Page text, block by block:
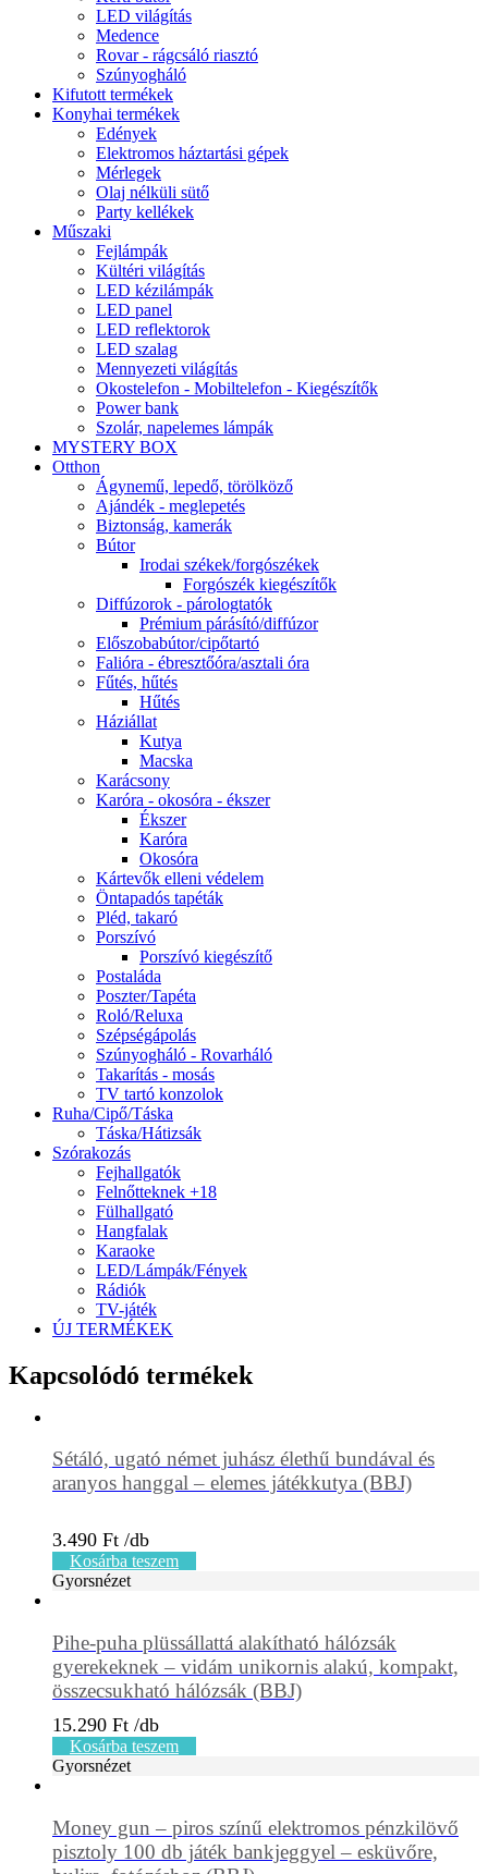
LED világítás
Medence
Rovar - rágcsáló riasztó
Szúnyogháló
Kifutott termékek
Konyhai termékek
Edények
Elektromos háztartási gépek
Mérlegek
Olaj nélküli sütő
Party kellékek
Műszaki
Fejlámpák
Kültéri világítás
LED kézilámpák
LED panel
LED reflektorok
LED szalag
Mennyezeti világítás
Okostelefon - Mobiltelefon - Kiegészítők
Power bank
Szolár, napelemes lámpák
MYSTERY BOX
Otthon
Ágynemű, lepedő, törölköző
Ajándék - meglepetés
Biztonság, kamerák
Bútor
Irodai székek/forgószékek
Forgószék kiegészítők
Diffúzorok - párologtatók
Prémium párásító/diffúzor
Előszobabútor/cipőtartó
Falióra - ébresztőóra/asztali óra
Fűtés, hűtés
Hűtés
Háziállat
Kutya
Macska
Karácsony
Karóra - okosóra - ékszer
Ékszer
Karóra
Okosóra
Kártevők elleni védelem
Öntapadós tapéták
Pléd, takaró
Porszívó
Porszívó kiegészítő
Postaláda
Poszter/Tapéta
Roló/Reluxa
Szépségápolás
Szúnyogháló - Rovarháló
Takarítás - mosás
TV tartó konzolok
Ruha/Cipő/Táska
Táska/Hátizsák
Szórakozás
Fejhallgatók
Felnőtteknek +18
Fülhallgató
Hangfalak
Karaoke
LED/Lámpák/Fények
Rádiók
TV-játék
ÚJ TERMÉKEK
Kapcsolódó termékek
Sétáló, ugató német juhász élethű bundával és
aranyos hanggal – elemes játékkutya (BBJ)
3.490 Ft
Kosárba teszem
Gyorsnézet
Pihe-puha plüssállattá alakítható hálózsák
gyerekeknek – vidám unikornis alakú, kompakt,
összecsukható hálózsák (BBJ)
15.290 Ft
Kosárba teszem
Gyorsnézet
Money gun – piros színű elektromos pénzkilövő
pisztoly 100 db játék bankjeggyel – esküvőre,